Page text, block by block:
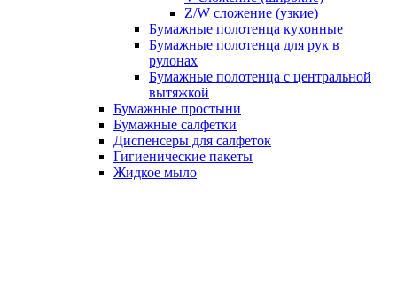
Z/W сложение (узкие)
Бумажные полотенца кухонные
Бумажные полотенца для рук в
рулонах
Бумажные полотенца с центральной
вытяжкой
Бумажные простыни
Бумажные салфетки
Диспенсеры для салфеток
Гигиенические пакеты
Жидкое мыло